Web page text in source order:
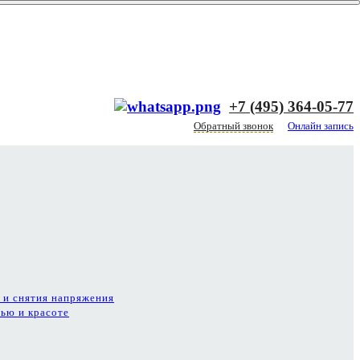
+7 (495) 364-05-77
Обратный звонок Онлайн запись
снятия напряжения
и красоте